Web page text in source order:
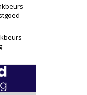
Bekijk